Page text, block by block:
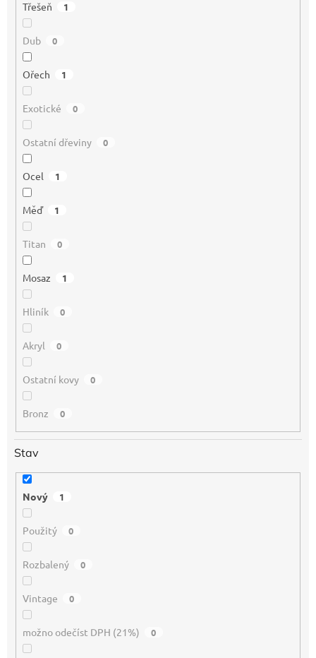
Třešeň 1
Dub 0
Ořech 1
Exotické 0
Ostatní dřeviny 0
Ocel 1
Měď 1
Titan 0
Mosaz 1
Hliník 0
Akryl 0
Ostatní kovy 0
Bronz 0
Stav
Nový 1
Použitý 0
Rozbalený 0
Vintage 0
možno odečíst DPH (21%) 0